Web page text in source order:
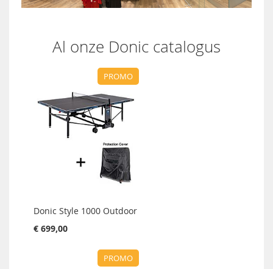
Al onze Donic catalogus
PROMO
Donic Style 1000 Outdoor
€ 699,00
PROMO